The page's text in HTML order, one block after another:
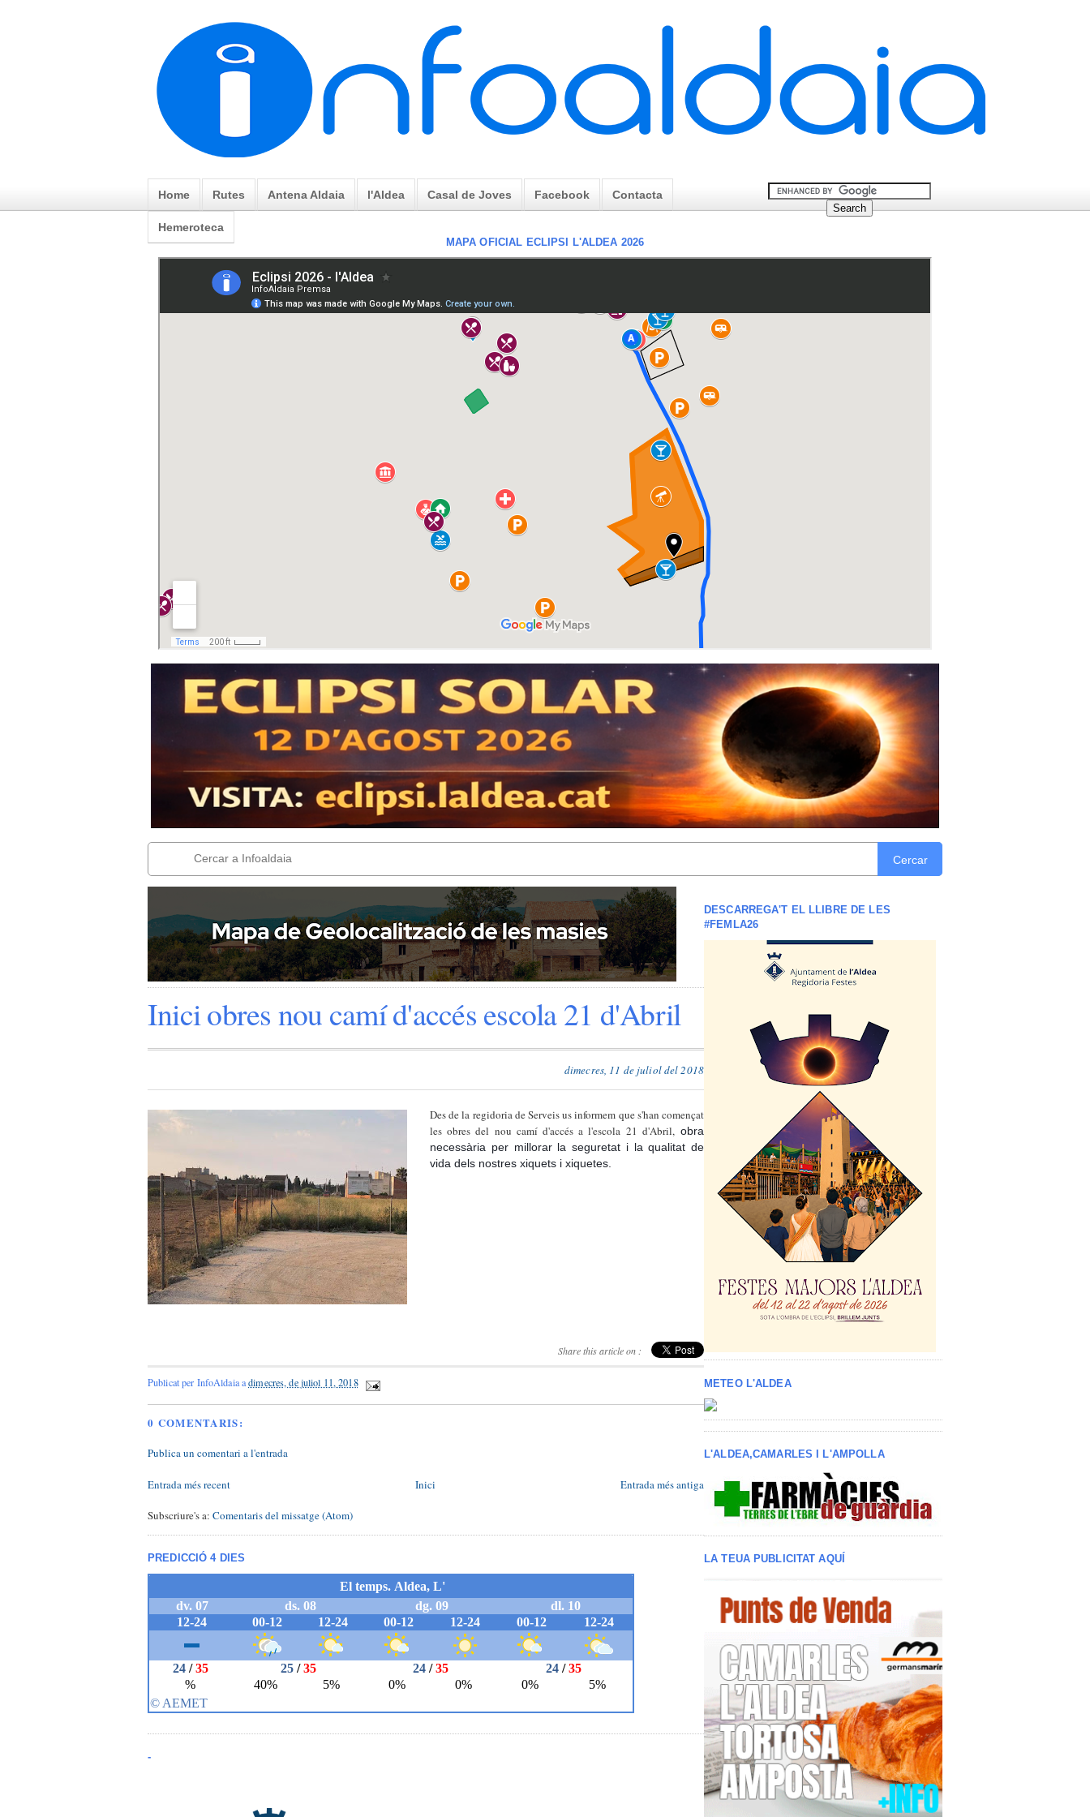
Home Rutes Antena Aldaia l'Aldea Casal de Joves Facebook Contacta
Hemeroteca
MAPA OFICIAL ECLIPSI L'ALDEA 2026
Cercar
Inici obres nou camí d'accés escola 21 d'Abril
dimecres, 11 de juliol del 2018
Des de la regidoria de Serveis us informem que s'han començat
les obres del nou camí d'accés a l'escola 21 d'Abril, obra
necessària per millorar la seguretat i la qualitat de
vida dels nostres xiquets i xiquetes.
Share this article on :
Publicat per InfoAldaiaadimecres, de juliol 11, 2018
0 COMENTARIS:
Publica un comentari a l'entrada
Entrada més recent Entrada més antiga
Inici
Subscriure's a: Comentaris del missatge (Atom)
PREDICCIÓ 4 DIES
-
DESCARREGA'T EL LLIBRE DE LES
#FEMLA26
METEO L'ALDEA
L'ALDEA,CAMARLES I L'AMPOLLA
LA TEUA PUBLICITAT AQUÍ